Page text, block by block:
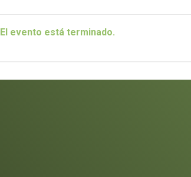
El evento está terminado.